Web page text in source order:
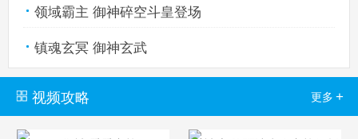
领域霸主 御神碎空斗皇登场
镇魂玄冥 御神玄武
视频攻略 更多 +